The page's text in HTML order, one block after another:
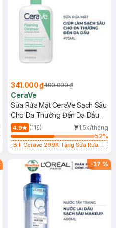
341.000 ₫490.000 ₫
CeraVe
Sữa Rửa Mặt CeraVe Sạch Sâu
Cho Da Thường Đến Da Dầu
473ml
4.9 (116)
1.5k/tháng
52%
Bill Cerave 299K Tặng Sữa Rửa
-37 %